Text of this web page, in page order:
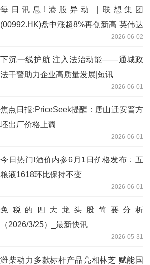
每日讯息!港股异动 | 联想集团
(00992.HK)盘中涨超8%再创新高 英伟达
点燃AI PC 公司AI转型成果全面落地2026-06-02
下沉一线护航 注入法治动能——通城政
法干警助力企业高质量发展|短讯
2026-06-01
焦点日报:PriceSeek提醒：唐山迁安普方
坯出厂价格上调
2026-06-01
今日热门!酒价内参6月1日价格发布：五
粮液1618环比保持不变
2026-06-01
免税的四大龙头股简要分析
（2026/3/25）_最新快讯
2026-05-31
潍柴动力多款标杆产品亮相林芝 赋能国